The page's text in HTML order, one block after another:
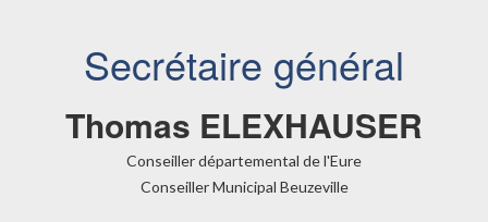
Secrétaire général
Thomas ELEXHAUSER
Conseiller départemental de l'Eure
Conseiller Municipal Beuzeville